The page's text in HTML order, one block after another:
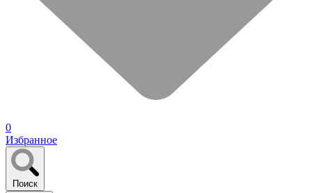
0
Избранное
Поиск